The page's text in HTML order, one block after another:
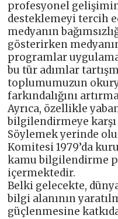
profesyonel
desteklemeyi tercih
medyanın
gösterirken
programlar
bu tür adımlar
toplumumuzun
farkındalığını
Ayrıca, özellikle
bilgilendirmeye
Söylemek yerinde
Komitesi 1979’da
kamu bilgilendirme
içermektedir.
Belki gelecekte,
bilgi alanının
güçlenmesine